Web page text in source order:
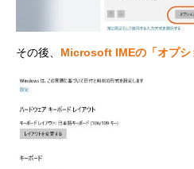
その後、 Microsoft IMEの「オプシ